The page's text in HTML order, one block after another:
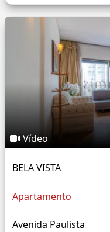
Vídeo
BELA VISTA
Apartamento
Avenida Paulista